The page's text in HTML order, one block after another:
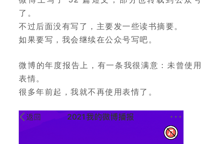
了。
不过后面没有写了，主要发一些读书摘要。
如果要写，我会继续在公众号写吧。
微博的年度报告上，有一条我很满意：未曾使用
表情。
很多年前起，我就不再使用表情了。